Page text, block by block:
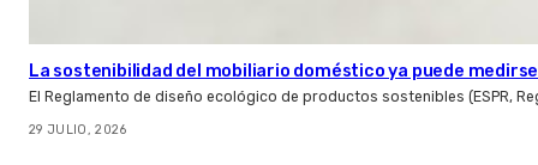
La sostenibilidad del mobiliario doméstico ya puede
El Reglamento de diseño ecológico de productos sostenibles (ESPR,
29 JULIO, 2026